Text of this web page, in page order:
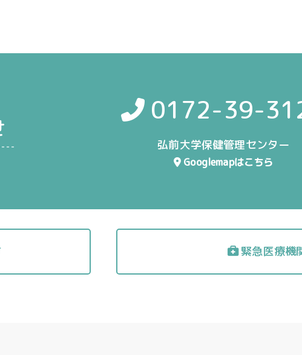
0172-39-
弘前大学保健管理センター
Googlemapはこちら
緊急医療機